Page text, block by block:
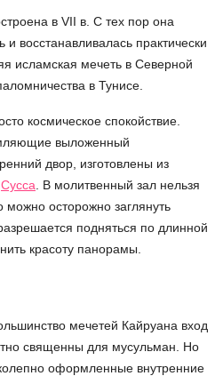
в VII в. С тех пор она
и восстанавливалась практически
исламская мечеть в Северной
в Тунисе.
космическое спокойствие.
выложенный
двор, изготовлены из
Сусса . В молитвенный зал нельзя
осторожно заглянуть
подняться по длинной
красоту панорамы.
мечетей Кайруана вход
священны для мусульман. Но
оформленные внутренние